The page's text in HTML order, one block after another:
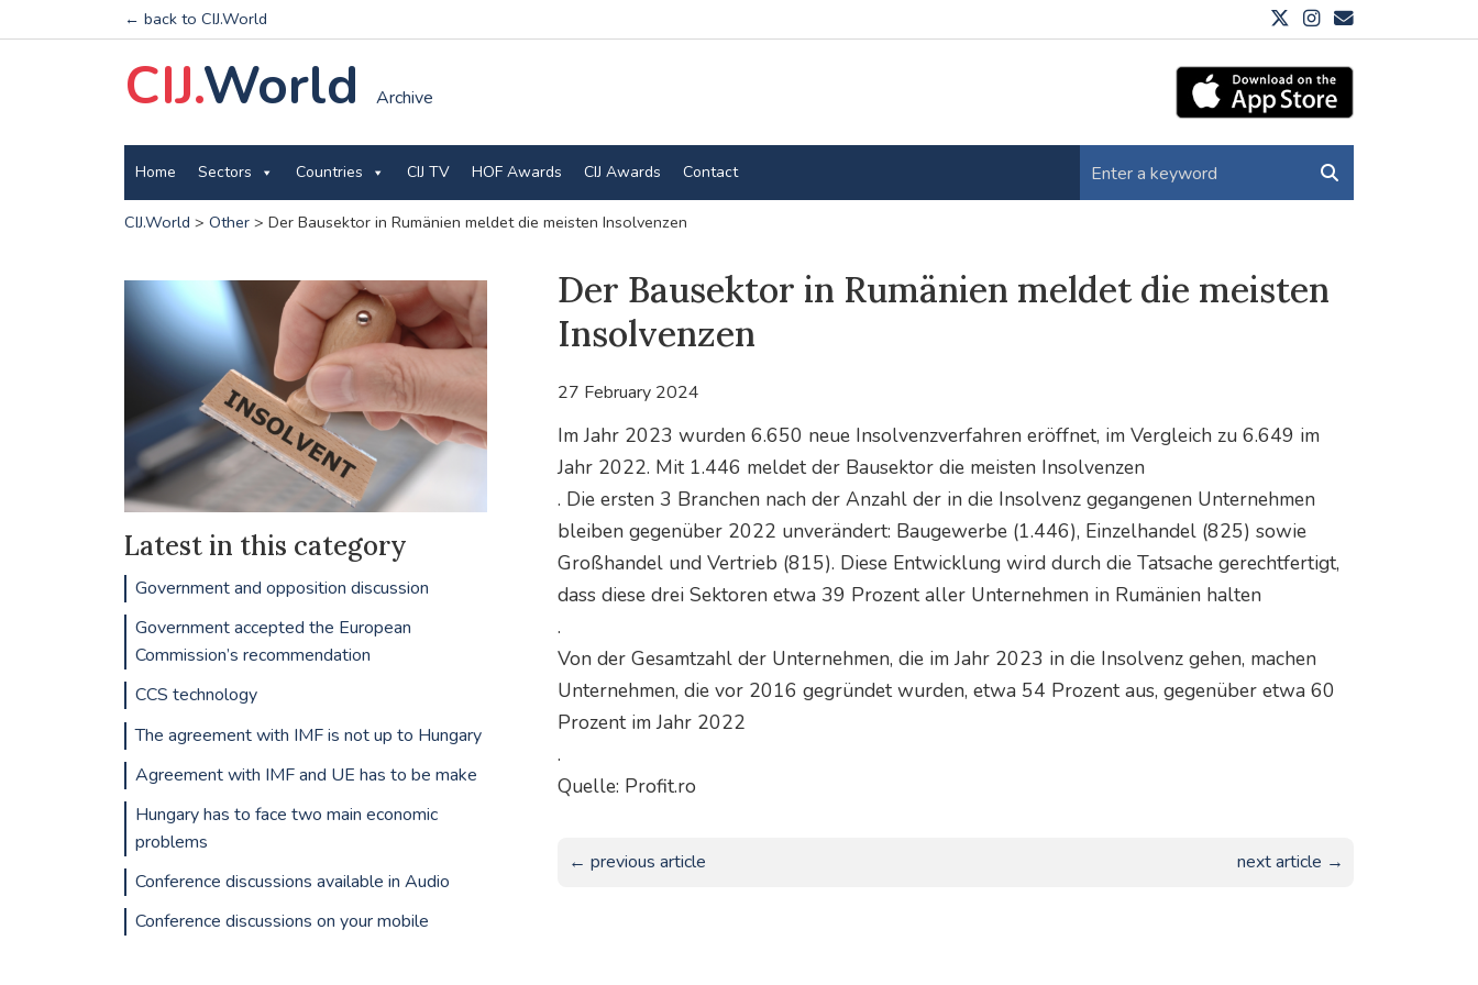
← back to CIJ.World
CIJ.World Archive
Home Sectors Countries CIJ TV HOF Awards CIJ Awards Contact
CIJ.World > Other> Der Bausektor in Rumänien meldet die meisten Insolvenzen
Der Bausektor in Rumänien meldet die meisten
Insolvenzen
27 February 2024
Im Jahr 2023 wurden 6.650 neue Insolvenzverfahren eröffnet, im Vergleich zu 6.649 im
Jahr 2022. Mit 1.446 meldet der Bausektor die meisten Insolvenzen
. Die ersten 3 Branchen nach der Anzahl der in die Insolvenz gegangenen Unternehmen
bleiben gegenüber 2022 unverändert: Baugewerbe (1.446), Einzelhandel (825) sowie
Großhandel und Vertrieb (815). Diese Entwicklung wird durch die Tatsache gerechtfertigt,
dass diese drei Sektoren etwa 39 Prozent aller Unternehmen in Rumänien halten
.
Von der Gesamtzahl der Unternehmen, die im Jahr 2023 in die Insolvenz gehen, machen
Unternehmen, die vor 2016 gegründet wurden, etwa 54 Prozent aus, gegenüber etwa 60
Prozent im Jahr 2022
.
Quelle: Profit.ro
← previous article next article →
Latest in this category
Government and opposition discussion
Government accepted the European
Commission’s recommendation
CCS technology
The agreement with IMF is not up to Hungary
Agreement with IMF and UE has to be make
Hungary has to face two main economic
problems
Conference discussions available in Audio
Conference discussions on your mobile